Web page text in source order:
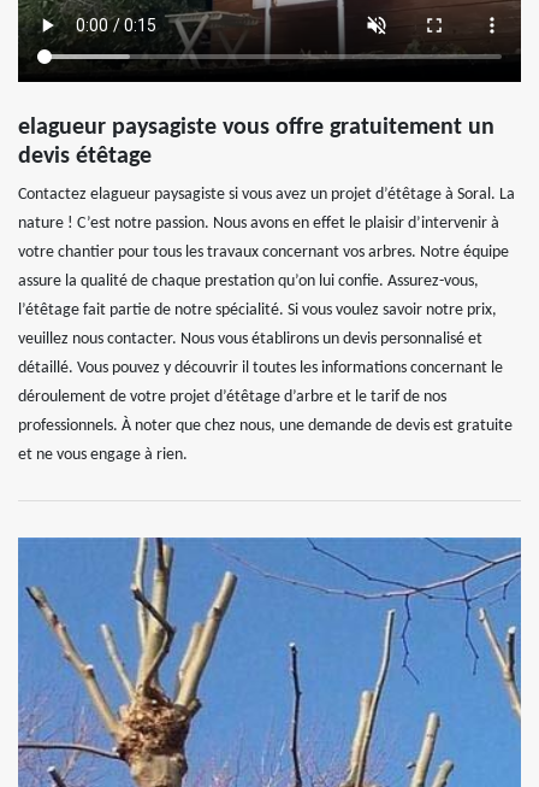
elagueur paysagiste vous offre gratuitement un
devis étêtage
Contactez elagueur paysagiste si vous avez un projet d’étêtage à Soral. La
nature ! C’est notre passion. Nous avons en effet le plaisir d’intervenir à
votre chantier pour tous les travaux concernant vos arbres. Notre équipe
assure la qualité de chaque prestation qu’on lui confie. Assurez-vous,
l’étêtage fait partie de notre spécialité. Si vous voulez savoir notre prix,
veuillez nous contacter. Nous vous établirons un devis personnalisé et
détaillé. Vous pouvez y découvrir il toutes les informations concernant le
déroulement de votre projet d’étêtage d’arbre et le tarif de nos
professionnels. À noter que chez nous, une demande de devis est gratuite
et ne vous engage à rien.